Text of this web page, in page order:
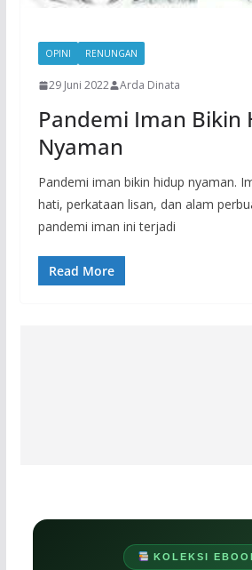
OPINI RENUNGAN
29 Juni 2022 Arda Dinata
Pandemi Iman Bikin
Nyaman
Pandemi iman bikin hidup nyaman.
hati, perkataan lisan, dan alam
pandemi iman ini terjadi
Read More
KOLEKSI